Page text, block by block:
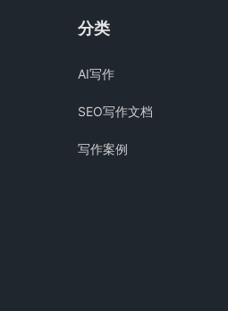
分类
AI写作
SEO写作文档
写作案例